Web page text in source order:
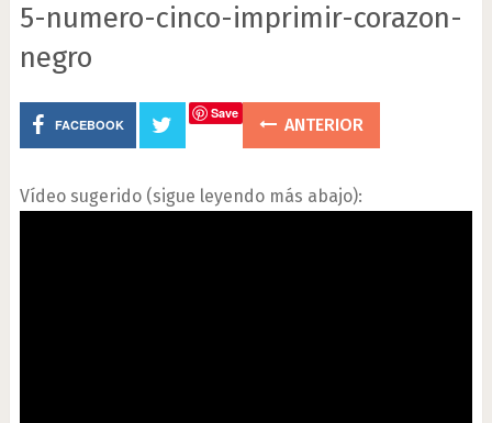
5-numero-cinco-imprimir-corazon-
negro
FACEBOOK
Save
ANTERIOR
Vídeo sugerido (sigue leyendo más abajo):